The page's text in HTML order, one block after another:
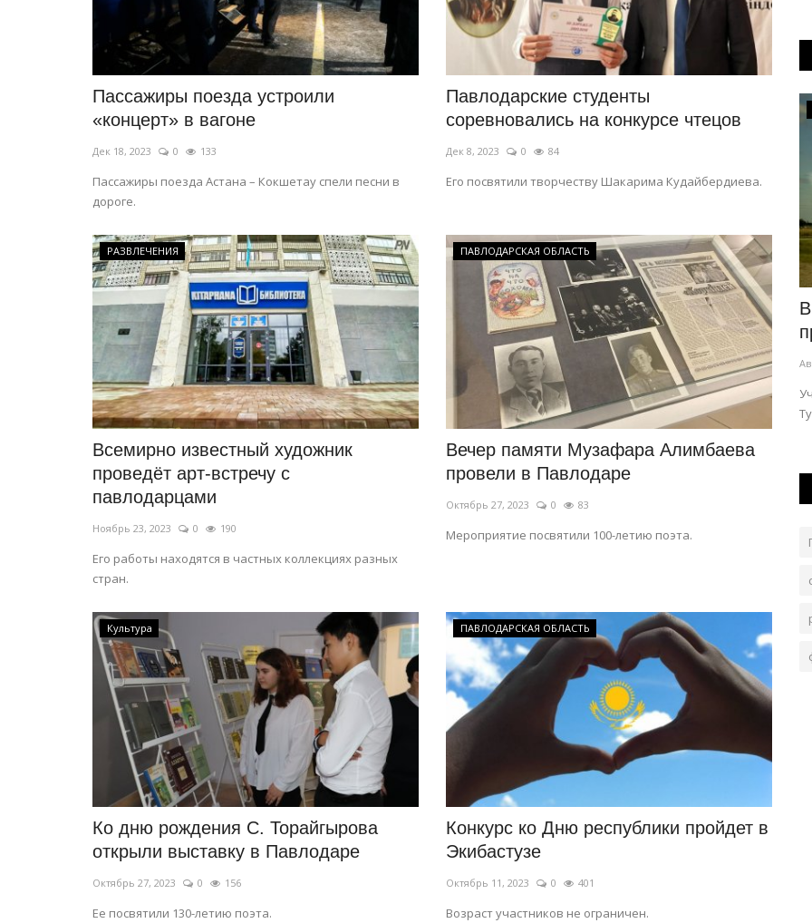
Пассажиры поезда устроили
«концерт» в вагоне
Дек 18, 2023 0 133
Пассажиры поезда Астана – Кокшетау спели песни в
дороге.
Павлодарские студенты
соревновались на конкурсе чтецов
Дек 8, 2023 0 84
Его посвятили творчеству Шакарима Кудайбердиева.
РАЗВЛЕЧЕНИЯ
Всемирно известный художник
проведёт арт-встречу с
павлодарцами
Ноябрь 23, 2023 0 190
Его работы находятся в частных коллекциях разных
стран.
ПАВЛОДАРСКАЯ ОБЛАСТЬ
Вечер памяти Музафара Алимбаева
провели в Павлодаре
Октябрь 27, 2023 0 83
Мероприятие посвятили 100-летию поэта.
Культура
Ко дню рождения С. Торайгырова
открыли выставку в Павлодаре
Октябрь 27, 2023 0 156
Ее посвятили 130-летию поэта.
ПАВЛОДАРСКАЯ ОБЛАСТЬ
Конкурс ко Дню республики пройдет в
Экибастузе
Октябрь 11, 2023 0 401
Возраст участников не ограничен.
История одного памятника
История одного памятника: на земле,
в небе и за горами
Март 29, 2025 0 9314
В павлодарском музее Воинской славы есть три
славных экспоната полевой артиллерии.
Развитие
Павлодарский двор благоустроят по
просьбе горожан
Авг 5, 2026 0
Вопрос обсудили с участием акима города.